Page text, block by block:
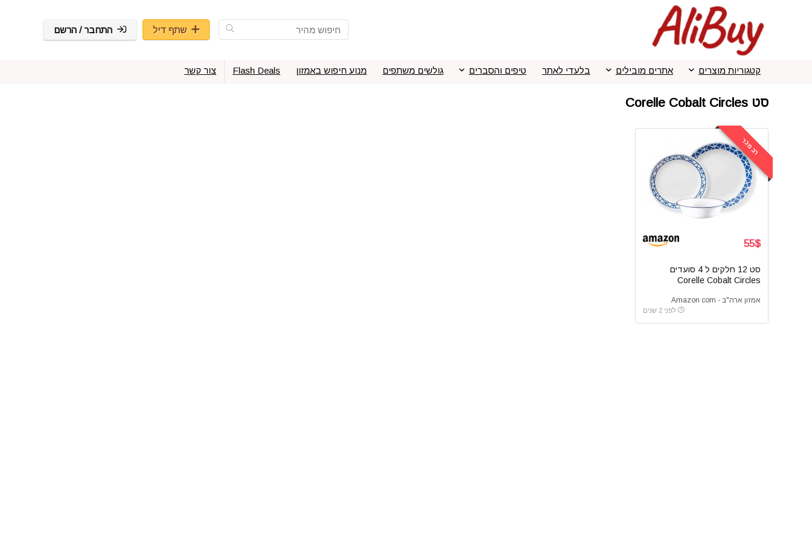
שתף דיל התחבר / הרשם
קטגוריות מוצרים אתרים מובילים בלעדי לאתר טיפים והסברים גולשים משתפים מנוע חיפוש באמזון Flash Deals צור קשר
סט Corelle Cobalt Circles
רב מכר
55$
סט 12 חלקים ל 4 סועדים
Corelle Cobalt Circles
אמזון ארה"ב - Amazon com
לפני 2 שנים